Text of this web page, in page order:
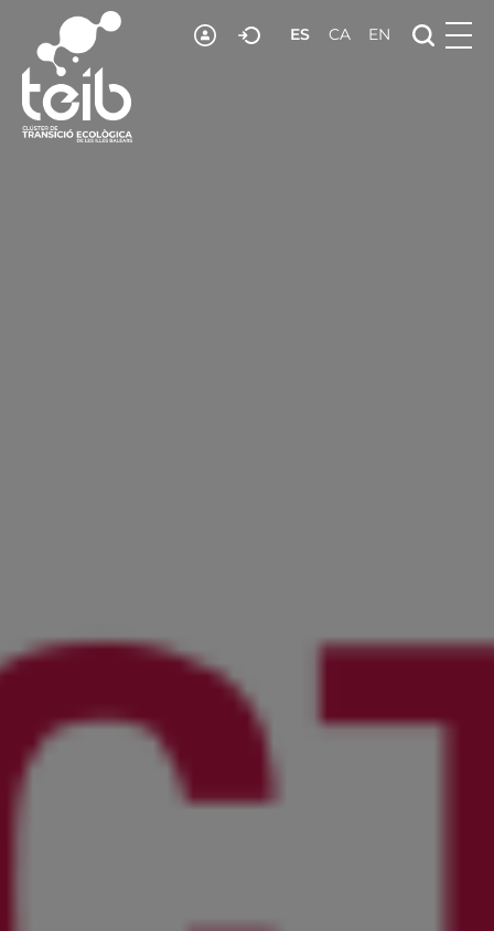
ES CA EN
RECURSOS